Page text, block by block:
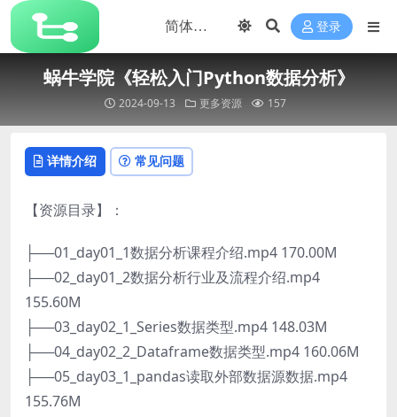
登录
蜗牛学院《轻松入门Python数据分析》
2024-09-13 更多资源 157
详情介绍 常见问题
【资源目录】：
├──01_day01_1数据分析课程介绍.mp4 170.00M
├──02_day01_2数据分析行业及流程介绍.mp4
155.60M
├──03_day02_1_Series数据类型.mp4 148.03M
├──04_day02_2_Dataframe数据类型.mp4 160.06M
├──05_day03_1_pandas读取外部数据源数据.mp4
155.76M